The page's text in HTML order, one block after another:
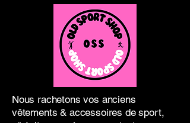
Nous rachetons vos anciens
vêtements & accessoires de sport,